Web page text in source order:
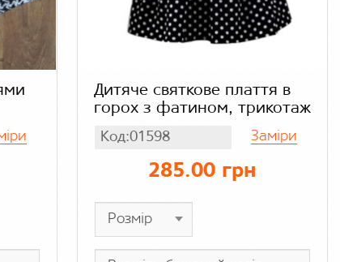
Дитяче святкове плаття в
горох з фатином, трикотаж
Код:01598 Заміри
285.00 грн